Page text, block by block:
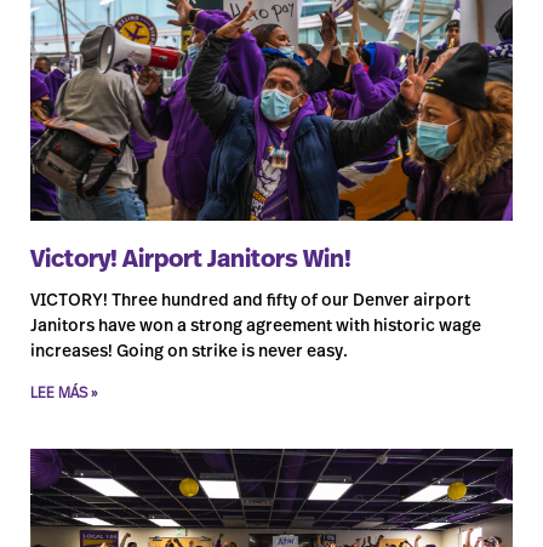
Victory! Airport Janitors Win!
VICTORY! Three hundred and fifty of our Denver airport
Janitors have won a strong agreement with historic wage
increases! Going on strike is never easy.
LEE MÁS »